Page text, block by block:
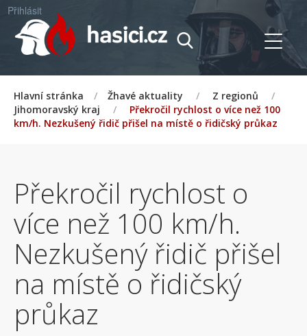
Přihlásit
Hlavní stránka / Žhavé aktuality / Z regionů
/
Jihomoravský kraj
/
Překročil rychlost o více než 100
km/h. Nezkušený řidič přišel na místě o řidičský průkaz
Překročil rychlost o
více než 100 km/h.
Nezkušený řidič přišel
na místě o řidičský
průkaz